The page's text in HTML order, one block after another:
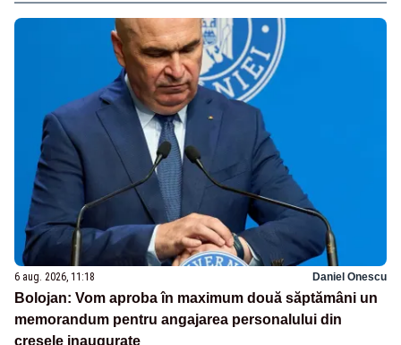
6 aug. 2026, 11:18 Daniel Onescu
Bolojan: Vom aproba în maximum două săptămâni un
memorandum pentru angajarea personalului din
creșele inaugurate